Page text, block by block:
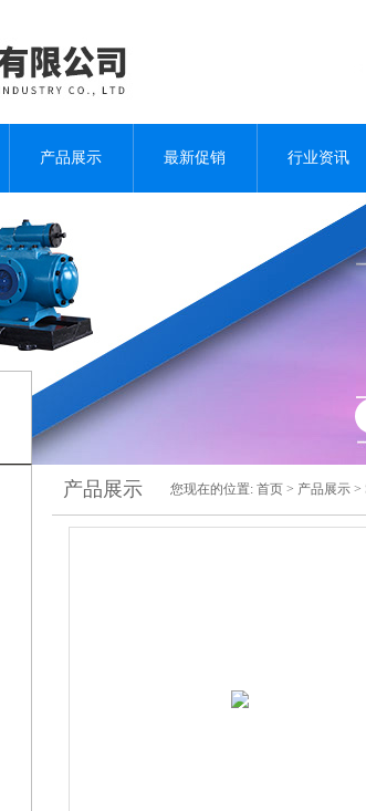
产品展示 最新促销 行业资讯
产品展示 您现在的位置: 首页 > 产品展示 >